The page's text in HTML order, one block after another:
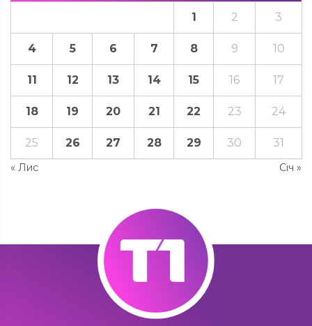
« Лис Січ »
1 2 3
4 5 6 7 8 9 10
11 12 13 14 15 16 17
18 19 20 21 22 23 24
25 26 27 28 29 30 31